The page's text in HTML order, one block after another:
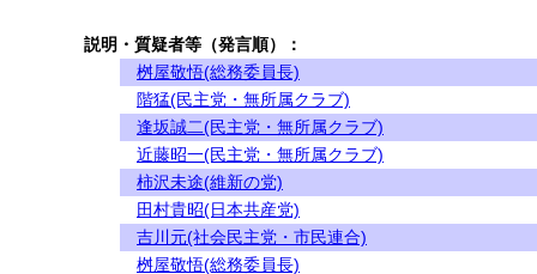
説明・質疑者等（発言順）：
桝屋敬悟(総務委員長)
階猛(民主党・無所属クラブ)
逢坂誠二(民主党・無所属クラブ)
近藤昭一(民主党・無所属クラブ)
柿沢未途(維新の党)
田村貴昭(日本共産党)
吉川元(社会民主党・市民連合)
桝屋敬悟(総務委員長)